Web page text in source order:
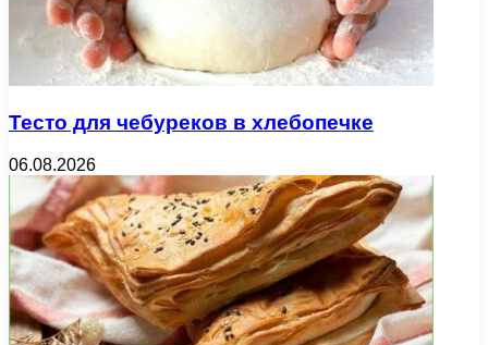
Тесто для чебуреков в хлебопечке
06.08.2026